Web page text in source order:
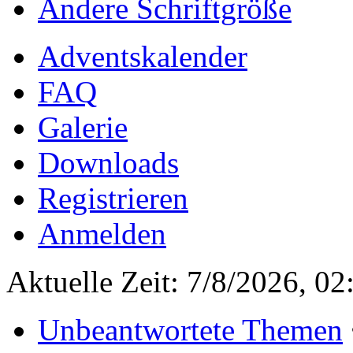
Ändere Schriftgröße
Adventskalender
FAQ
Galerie
Downloads
Registrieren
Anmelden
Aktuelle Zeit: 7/8/2026,
Unbeantwortete Themen